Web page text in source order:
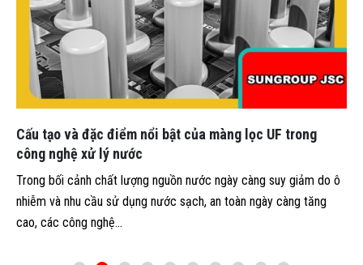
Cấu tạo và đặc điểm nổi bật của màng lọc UF trong
công nghệ xử lý nước
Trong bối cảnh chất lượng nguồn nước ngày càng suy giảm do ô
nhiễm và nhu cầu sử dụng nước sạch, an toàn ngày càng tăng
cao, các công nghệ...